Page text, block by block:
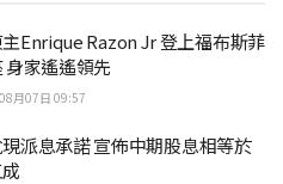
Enrique Razon Jr 登上福布斯菲
家遙遙領先
月07日 09:57
派息承諾 宣佈中期股息相等於